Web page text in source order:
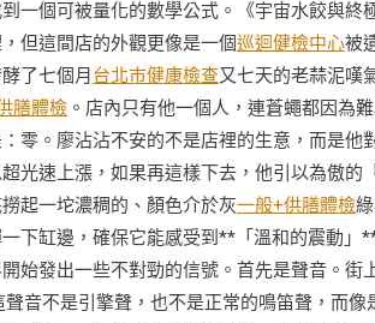
一個可被量化的數學公式。《宇宙水餃與
但這間店的外觀更像是一個巡迴健檢中心被
了七個月 台北巿健康檢查又七天的老蒜泥嘆
膳體檢 。店內只有他一個人，連蒼蠅都因為
零。廖沾沾不安的不是店裡的生意，而是
光速上漲，如果再這樣下去，他引以為傲
起一坨濃稠的、顏色介於灰一般+供膳體檢
下缸邊，確保它能感受到**「溫和的震動
始發出一些不對勁的信號。首先是聲音。
音不是引擎聲，也不是正常的鳴笛聲，而像